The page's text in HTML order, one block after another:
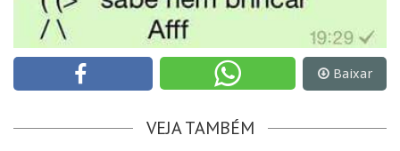
Baixar
VEJA TAMBÉM